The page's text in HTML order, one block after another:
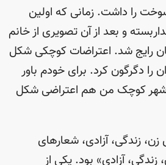
را داشت. زمانی که اولین
و بعد از آن تصویری از خانم
رایج شد. اعتراضات کوچکی شکل
را دگرگون کرد. برای خودم باور
شهر کوچک من هم اعتراضی شکل
زندگی، آزادی، شعارهای
زندگی، آزادی» بود. یکی از